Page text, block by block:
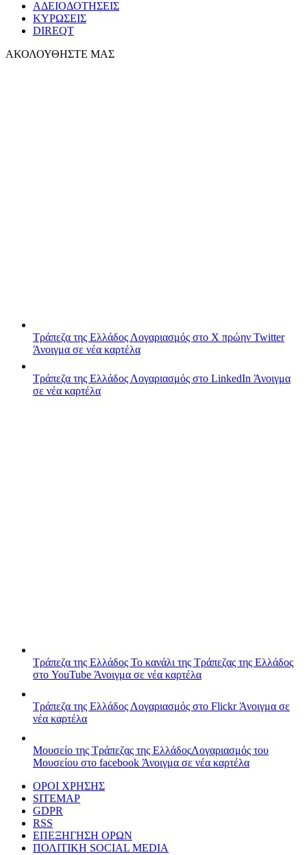
ΑΔΕΙΟΔΟΤΗΣΕΙΣ
ΚΥΡΩΣΕΙΣ
DIREQT
ΑΚΟΛΟΥΘΗΣΤΕ ΜΑΣ
Τράπεζα της Ελλάδος Λογαριασμός στο X πρώην Twitter
Άνοιγμα σε νέα καρτέλα
Τράπεζα της Ελλάδος Λογαριασμός στο LinkedIn Άνοιγμα
σε νέα καρτέλα
Τράπεζα της Ελλάδος Το κανάλι της Τράπεζας της Ελλάδος
στο YouTube Άνοιγμα σε νέα καρτέλα
Τράπεζα της Ελλάδος Λογαριασμός στο FlickrΆνοιγμα σε
νέα καρτέλα
Μουσείο της Τράπεζας της ΕλλάδοςΛογαριασμός του
Μουσείου στο facebook Άνοιγμα σε νέα καρτέλα
ΟΡΟΙ ΧΡΗΣΗΣ
SITEMAP
GDPR
RSS
ΕΠΕΞΗΓΗΣΗ ΟΡΩΝ
ΠΟΛΙΤΙΚΗ SOCIAL MEDIA